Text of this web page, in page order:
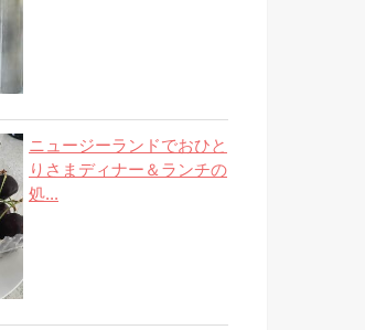
ニュージーランドでおひと
りさまディナー＆ランチの
処...